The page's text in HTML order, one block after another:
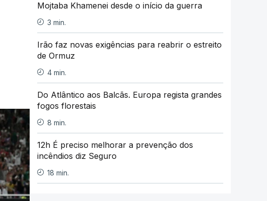
Mojtaba Khamenei desde o início da guerra
3 min.
Irão faz novas exigências para reabrir o estreito
de Ormuz
4 min.
Do Atlântico aos Balcãs. Europa regista grandes
fogos florestais
8 min.
12h É preciso melhorar a prevenção dos
incêndios diz Seguro
18 min.